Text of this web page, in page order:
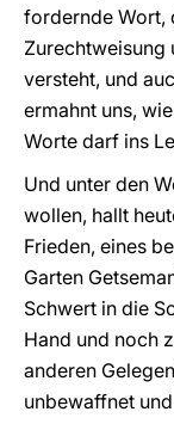
fordernde Wort,
Zurechtweisung
versteht, und
ermahnt uns,
Worte darf ins
Und unter den
wollen, hallt
Frieden, eines
Garten
Schwert in die
Hand und noch
anderen
unbewaffnet